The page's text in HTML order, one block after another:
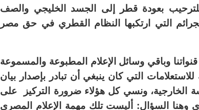
بعودة قطر إلى الجسد الخليجي والصف
التي ارتكبها النظام القطري في حق مصر
وباقي وسائل الإعلام المطبوعة والمسموعة
التي كان ينبغي أن تبادر بإصدار بيان
الخارجية، ونسي كل هؤلاء ضرورة التركيز على
وهنا السؤال: أليست تلك مهمة الإعلام المصري